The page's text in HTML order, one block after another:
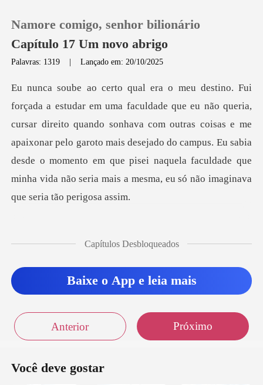
0
Loja
Namore comigo, senhor bilionário
Capítulo 17 Um novo abrigo
Palavras: 1319 |Lançado em: 20/10/2025
eito quando sonhava com outras coisas e me
apaixonar pelo garoto mais desejado do campus. Eu sabia
desde o momento e
Capítulos Desbloqueados
Baixe o App e leia mais
Anterior Próximo
Você deve gostar